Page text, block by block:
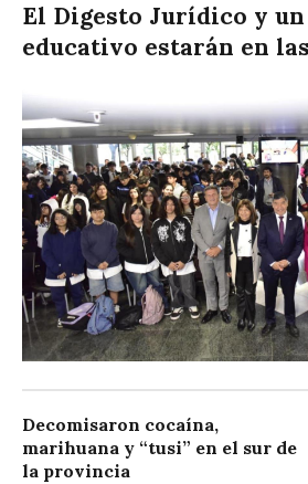
El Digesto Jurídico y
educativo estarán en
Decomisaron cocaína,
marihuana y “tusi” en el sur de
la provincia